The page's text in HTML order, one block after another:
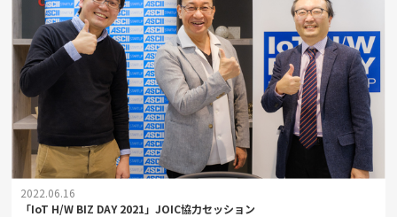
2022.06.16
「IoT H/W BIZ DAY 2021」JOIC協力セッション